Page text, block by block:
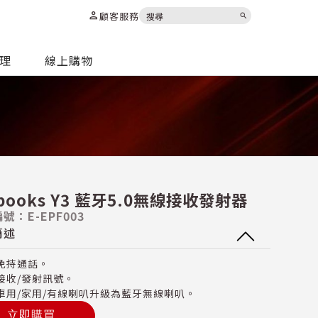
person顧客服務 search
線上購物
Y3 藍牙5.0無線接收發射器
號：E-EPF003
持通話。
收/發射訊號。
用/家用/有線喇叭升級為藍牙無線喇叭。
立即購買